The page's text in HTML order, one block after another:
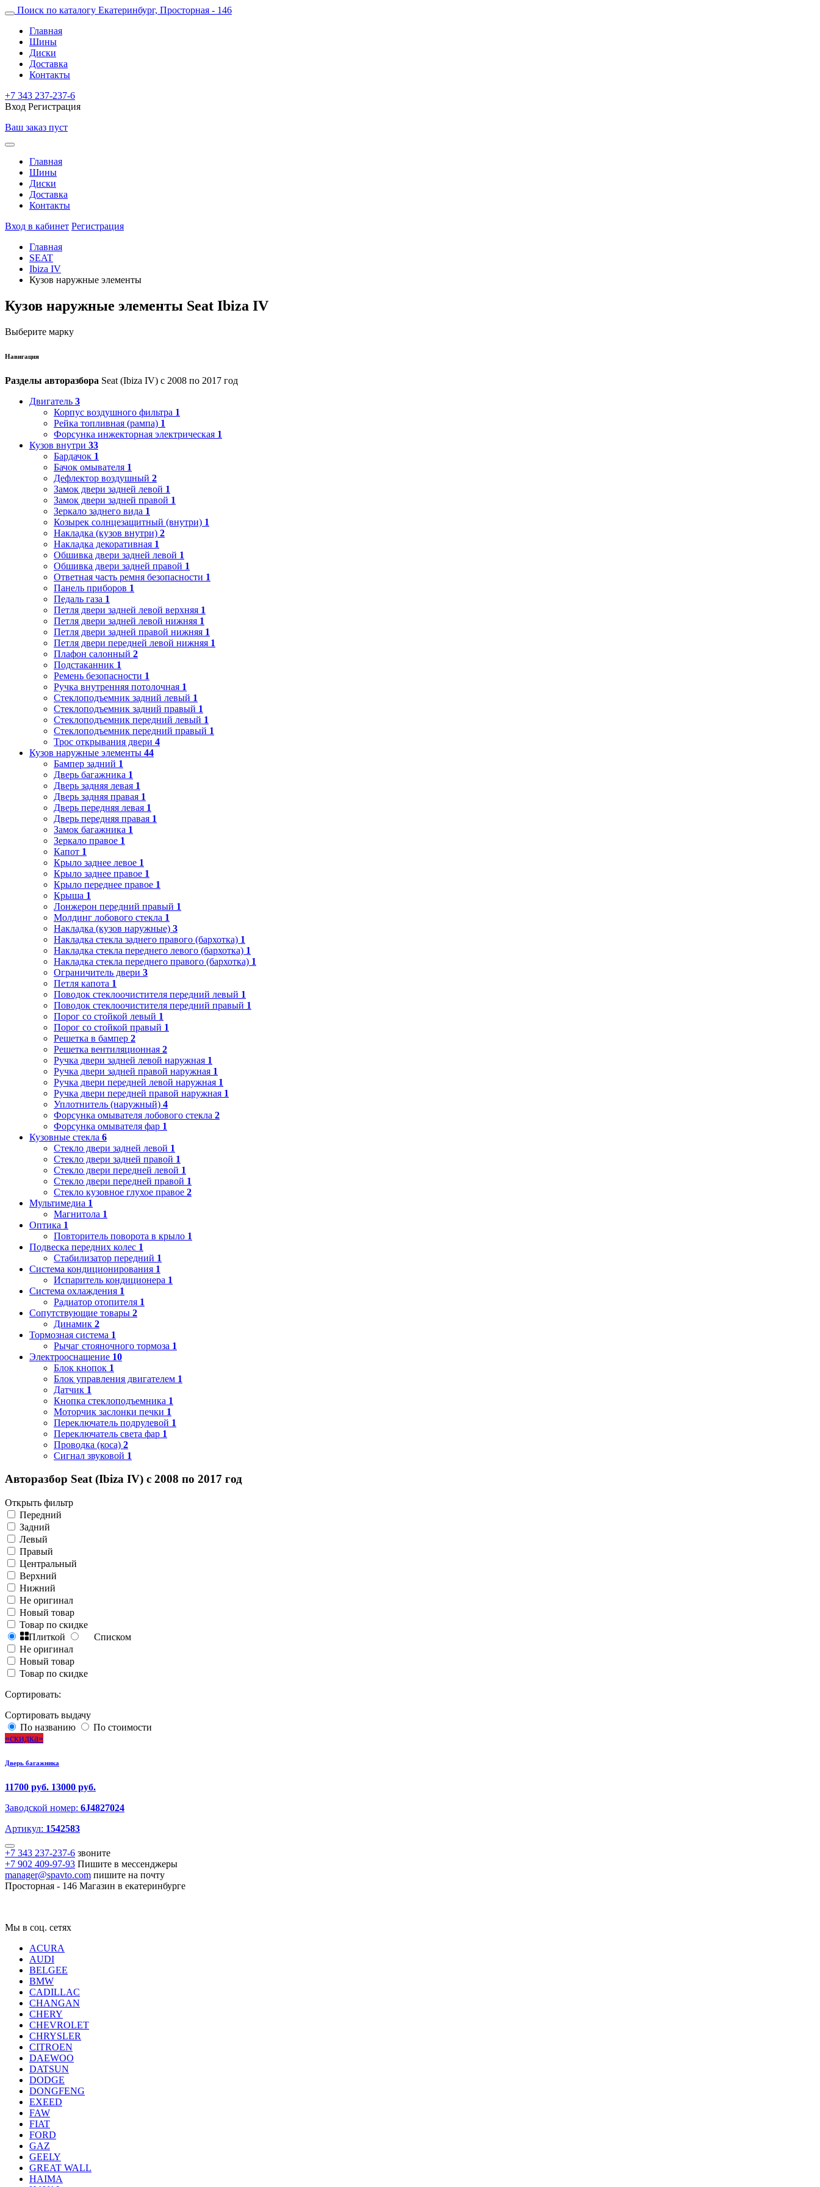
Поиск по каталогу Екатеринбург, Просторная - 146
Главная
Шины
Диски
Доставка
Контакты
+7 343 237-237-6
Вход Регистрация
Ваш заказ пуст
Главная
Шины
Диски
Доставка
Контакты
Вход в кабинет Регистрация
Главная
SEAT
Ibiza IV
Кузов наружные элементы
Кузов наружные элементы Seat Ibiza IV
Выберите марку
Навигация
Разделы авторазбора Seat (Ibiza IV) с 2008 по 2017 год
Двигатель 3
Корпус воздушного фильтра 1
Рейка топливная (рампа) 1
Форсунка инжекторная электрическая 1
Кузов внутри 33
Бардачок 1
Бачок омывателя 1
Дефлектор воздушный 2
Замок двери задней левой 1
Замок двери задней правой 1
Зеркало заднего вида 1
Козырек солнцезащитный (внутри) 1
Накладка (кузов внутри) 2
Накладка декоративная 1
Обшивка двери задней левой 1
Обшивка двери задней правой 1
Ответная часть ремня безопасности 1
Панель приборов 1
Педаль газа 1
Петля двери задней левой верхняя 1
Петля двери задней левой нижняя 1
Петля двери задней правой нижняя 1
Петля двери передней левой нижняя 1
Плафон салонный 2
Подстаканник 1
Ремень безопасности 1
Ручка внутренняя потолочная 1
Стеклоподъемник задний левый 1
Стеклоподъемник задний правый 1
Стеклоподъемник передний левый 1
Стеклоподъемник передний правый 1
Трос открывания двери 4
Кузов наружные элементы 44
Бампер задний 1
Дверь багажника 1
Дверь задняя левая 1
Дверь задняя правая 1
Дверь передняя левая 1
Дверь передняя правая 1
Замок багажника 1
Зеркало правое 1
Капот 1
Крыло заднее левое 1
Крыло заднее правое 1
Крыло переднее правое 1
Крыша 1
Лонжерон передний правый 1
Молдинг лобового стекла 1
Накладка (кузов наружные) 3
Накладка стекла заднего правого (бархотка) 1
Накладка стекла переднего левого (бархотка) 1
Накладка стекла переднего правого (бархотка) 1
Ограничитель двери 3
Петля капота 1
Поводок стеклоочистителя передний левый 1
Поводок стеклоочистителя передний правый 1
Порог со стойкой левый 1
Порог со стойкой правый 1
Решетка в бампер 2
Решетка вентиляционная 2
Ручка двери задней левой наружная 1
Ручка двери задней правой наружная 1
Ручка двери передней левой наружная 1
Ручка двери передней правой наружная 1
Уплотнитель (наружный) 4
Форсунка омывателя лобового стекла 2
Форсунка омывателя фар 1
Кузовные стекла 6
Стекло двери задней левой 1
Стекло двери задней правой 1
Стекло двери передней левой 1
Стекло двери передней правой 1
Стекло кузовное глухое правое 2
Мультимедиа 1
Магнитола 1
Оптика 1
Повторитель поворота в крыло 1
Подвеска передних колес 1
Стабилизатор передний 1
Система кондиционирования 1
Испаритель кондиционера 1
Система охлаждения 1
Радиатор отопителя 1
Сопутствующие товары 2
Динамик 2
Тормозная система 1
Рычаг стояночного тормоза 1
Электрооснащение 10
Блок кнопок 1
Блок управления двигателем 1
Датчик 1
Кнопка стеклоподъемника 1
Моторчик заслонки печки 1
Переключатель подрулевой 1
Переключатель света фар 1
Проводка (коса) 2
Сигнал звуковой 1
Авторазбор Seat (Ibiza IV) с 2008 по 2017 год
Открыть фильтр
Передний
Задний
Левый
Правый
Центральный
Верхний
Нижний
Не оригинал
Новый товар
Товар по скидке
Плиткой
Списком
Не оригинал
Новый товар
Товар по скидке
Сортировать:
Сортировать выдачу
По названию
По стоимости
скидка
Дверь багажника
11700 руб. 13000 руб.
Заводской номер: 6J4827024
Артикул: 1542583
+7 343 237-237-6 звоните
+7 902 409-97-93 Пишите в мессенджеры
manager@spavto.com пишите на почту
Просторная - 146 Магазин в екатеринбурге
Мы в соц. сетях
ACURA
AUDI
BELGEE
BMW
CADILLAC
CHANGAN
CHERY
CHEVROLET
CHRYSLER
CITROEN
DAEWOO
DATSUN
DODGE
DONGFENG
EXEED
FAW
FIAT
FORD
GAZ
GEELY
GREAT WALL
HAIMA